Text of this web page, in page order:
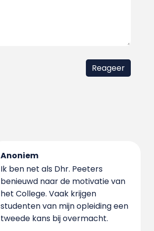
Anoniem
Ik ben net als Dhr. Peeters
benieuwd naar de motivatie van
het College. Vaak krijgen
studenten van mijn opleiding een
tweede kans bij overmacht.